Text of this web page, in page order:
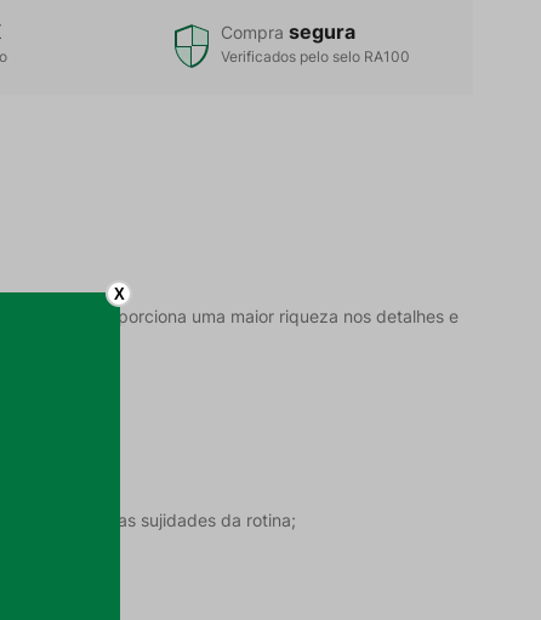
Compra segura
Verificados pelo selo RA100
que proporciona uma maior riqueza nos detalhes e
ele repele as sujidades da rotina;
X